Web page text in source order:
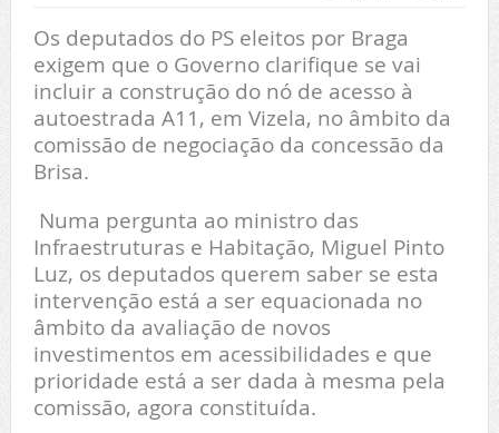
Os deputados do PS eleitos por Braga
exigem que o Governo clarifique se vai
incluir a construção do nó de acesso à
autoestrada A11, em Vizela, no âmbito da
comissão de negociação da concessão da
Brisa.
Numa pergunta ao ministro das
Infraestruturas e Habitação, Miguel Pinto
Luz, os deputados querem saber se esta
intervenção está a ser equacionada no
âmbito da avaliação de novos
investimentos em acessibilidades e que
prioridade está a ser dada à mesma pela
comissão, agora constituída.